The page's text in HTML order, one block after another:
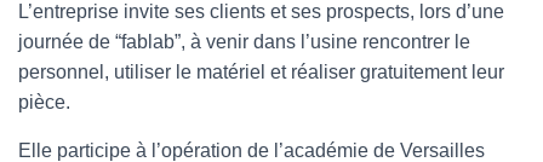
L’entreprise invite ses clients et ses prospects, lors d’une
journée de “fablab”, à venir dans l’usine rencontrer le
personnel, utiliser le matériel et réaliser gratuitement leur
pièce.
Elle participe à l’opération de l’académie de Versailles